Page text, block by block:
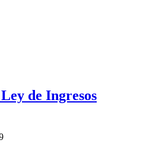
de Ingresos